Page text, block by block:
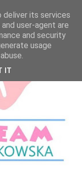
deliver its services
user-agent are
and security
usage
IT